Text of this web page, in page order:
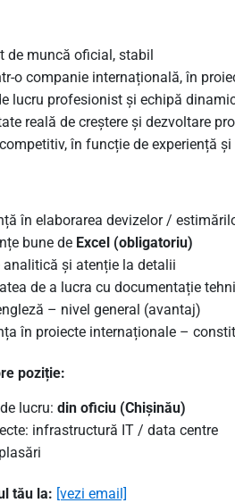
de muncă oficial, stabil
o companie internațională, în
lucru profesionist și echipă
reală de creștere și dezvoltare
în funcție de experiență
în elaborarea devizelor /
bune de Excel (obligatoriu)
analitică și atenție la detalii
de a lucra cu documentație
– nivel general (avantaj)
în proiecte internaționale –
poziție:
lucru: din oficiu (Chișinău)
infrastructură IT / data centre
tău la: [vezi email]